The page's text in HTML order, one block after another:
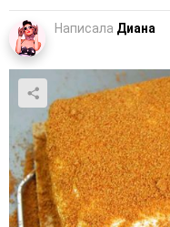
Написала Диана